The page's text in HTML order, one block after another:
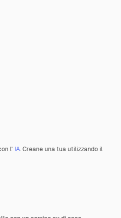
l' IA. Creane una tua utilizzando il